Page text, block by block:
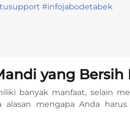
#infojabodetabek
yang Bersih
banyak manfaat, selain
alasan mengapa Anda